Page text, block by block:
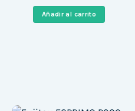
era:
699,00 €.
es:
418,00
Añadir al carrito